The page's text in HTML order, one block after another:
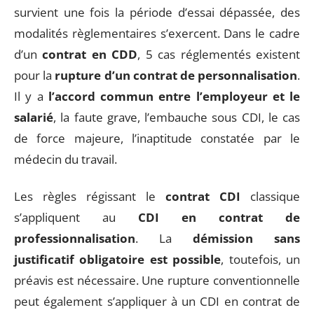
survient une fois la période d’essai dépassée, des
modalités règlementaires s’exercent. Dans le cadre
d’uncontrat en CDD, 5 cas réglementés existent
pour la rupture d’un contrat de personnalisation.
Il y a l’accord commun entre l’employeur et le
salarié, la faute grave, l’embauche sous CDI, le cas
de force majeure, l’inaptitude constatée par le
médecin du travail.
Les règles régissant le contrat CDI classique
s’appliquent au CDI en contrat de
professionnalisation. La démission sans
justificatif obligatoire est possible, toutefois, un
préavis est nécessaire. Une rupture conventionnelle
peut également s’appliquer à un CDI en contrat de